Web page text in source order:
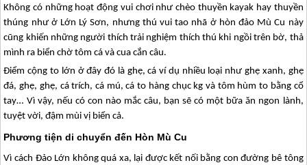
Không có những hoạt động vui chơi như chèo thuyền kayak hay thuyền
thúng như ở Lớn Lý Sơn, nhưng thú vui tao nhã ở hòn đảo Mù Cu này
cũng khiến những người thích trải nghiệm thích thú khi ngồi trên bờ, thả
mình ra biển chờ tôm cá và cua cắn câu.
Điểm cộng to lớn ở đây đó là ghẹ, cá ví dụ nhiều loại như ghẹ xanh, ghẹ
đá, ghẹ, ghẹ, cá trích, cá mú, cá to hàng chục kg và tôm hùm to bằng cổ
tay… Vì vậy, nếu có con nào mắc câu, bạn sẽ có một bữa ăn ngon lành,
tuyệt vời, đậm mùi vị biển cả.
Phương tiện di chuyển đến Hòn Mù Cu
Vì cách Đảo Lớn không quá xa, lại được kết nối bằng con đường bê tông